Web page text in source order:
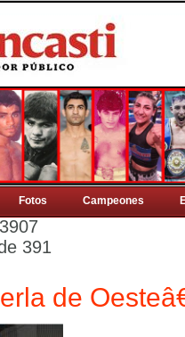
Fotos Campeones
391
de